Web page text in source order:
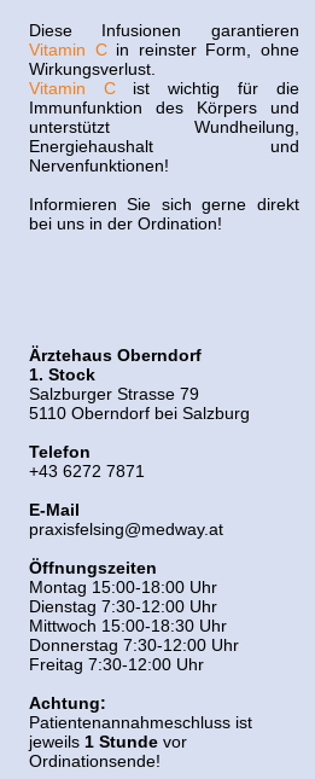
Diese Infusionen garantieren
Vitamin C in reinster Form, ohne
Wirkungsverlust.
Vitamin C
ist wichtig für die
Immunfunktion des Körpers und
unterstützt Wundheilung,
Energiehaushalt und
Nervenfunktionen!
Informieren Sie sich gerne direkt
bei uns in der Ordination!
Ärztehaus Oberndorf
1. Stock
Salzburger Strasse 79
5110 Oberndorf bei Salzburg
Telefon
+43 6272 7871
E-Mail
praxisfelsing@medway.at
Öffnungszeiten
Montag 15:00-18:00 Uhr
Dienstag 7:30-12:00 Uhr
Mittwoch 15:00-18:30 Uhr
Donnerstag 7:30-12:00 Uhr
Freitag 7:30-12:00 Uhr
Achtung:
Patientenannahmeschluss ist
jeweils 1 Stunde vor
Ordinationsende!